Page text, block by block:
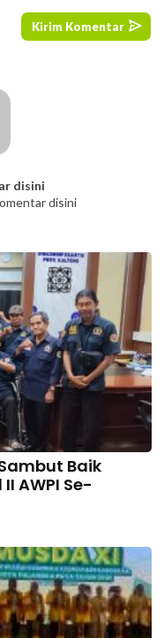
disini
disini
Baik
AWPI Se-